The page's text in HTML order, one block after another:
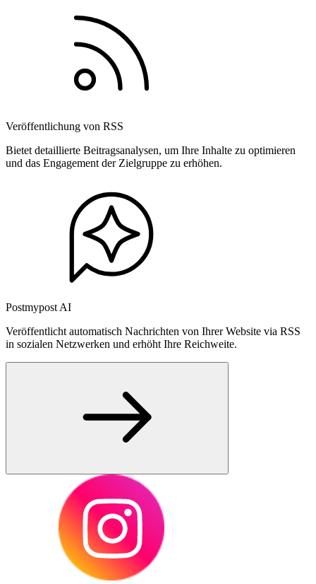
Veröffentlichung von RSS
Bietet detaillierte Beitragsanalysen, um Ihre Inhalte zu optimieren
und das Engagement der Zielgruppe zu erhöhen.
Postmypost AI
Veröffentlicht automatisch Nachrichten von Ihrer Website via RSS
in sozialen Netzwerken und erhöht Ihre Reichweite.